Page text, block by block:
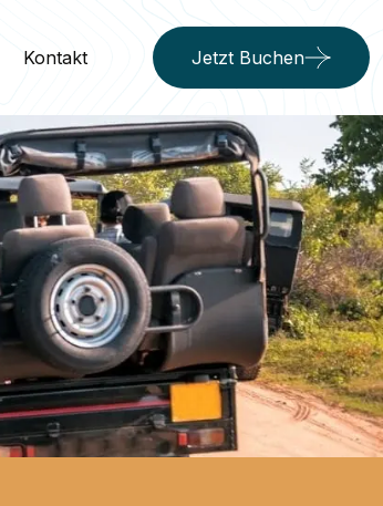
Kontakt Jetzt Buchen